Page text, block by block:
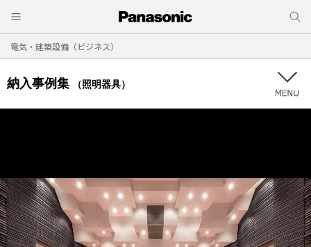
電気・建築設備（ビジネス）
納入事例集 （照明器具）